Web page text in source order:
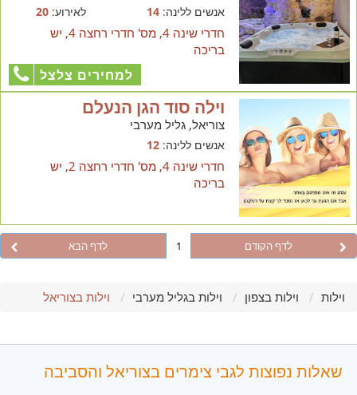
אנשים ללינה:14 לאירוע:20
חדרי שינה 4, מס' חדרי רחצה 4, יש
בריכה
למחירים צלצל
וילה סוד הגן הנעלם
צוריאל, גליל מערבי
אנשים ללינה:12
חדרי שינה 4, מס' חדרי רחצה 2, יש
בריכה
לדף הקודם 1 לדף הבא
וילות וילות בצפון וילות בגליל מערבי וילות בצוריאל
שאלות נפוצות לגבי צימרים בצוריאל והסביבה